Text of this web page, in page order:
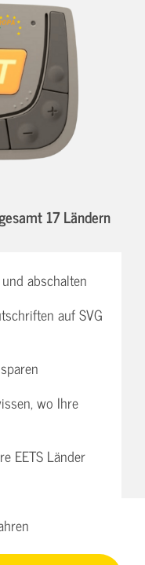
17 Ländern
abschalten
auf SVG
wo Ihre
EETS Länder